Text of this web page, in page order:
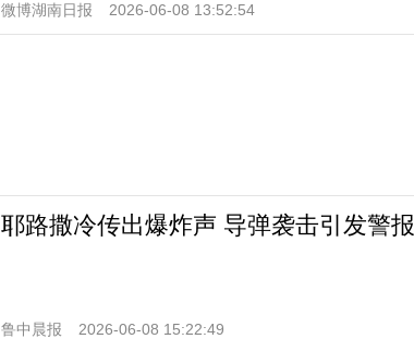
微博湖南日报 2026-06-08 13:52:54
耶路撒冷传出爆炸声 导弹袭击引发警报
鲁中晨报 2026-06-08 15:22:49